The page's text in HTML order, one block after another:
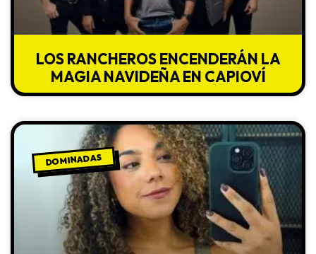
LOS RANCHEROS ENCENDERÁN LA
MAGIA NAVIDEÑA EN CAPIOVÍ
DOMINADAS